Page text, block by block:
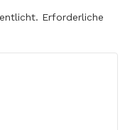
Erforderliche